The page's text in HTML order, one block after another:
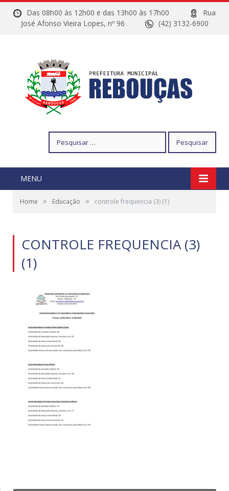
Das 08h00 às 12h00 e das 13h00 às 17h00
Rua
José Afonso Vieira Lopes, nº 96
(42) 3132-6900
por:
MENU
Home » Educação » controle frequencia (3) (1)
CONTROLE FREQUENCIA (3)
(1)